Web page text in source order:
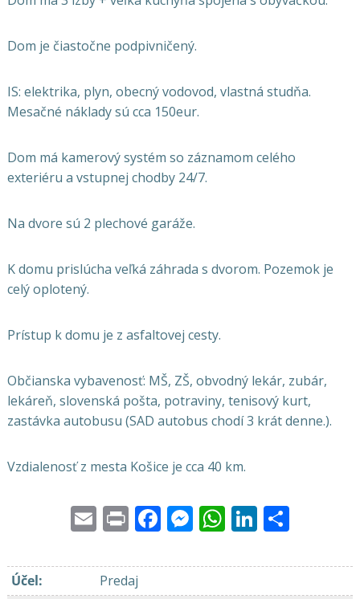
Dom je čiastočne podpivničený.
IS: elektrika, plyn, obecný vodovod, vlastná studňa.
Mesačné náklady sú cca 150eur.
Dom má kamerový systém so záznamom celého
exteriéru a vstupnej chodby 24/7.
Na dvore sú 2 plechové garáže.
K domu prislúcha veľká záhrada s dvorom. Pozemok je
celý oplotený.
Prístup k domu je z asfaltovej cesty.
Občianska vybavenosť: MŠ, ZŠ, obvodný lekár, zubár,
lekáreň, slovenská pošta, potraviny, tenisový kurt,
zastávka autobusu (SAD autobus chodí 3 krát denne.).
Vzdialenosť z mesta Košice je cca 40 km.
EmailPrintFacebook
Messenger
WhatsApp
LinkedIn
Účel:
Predaj